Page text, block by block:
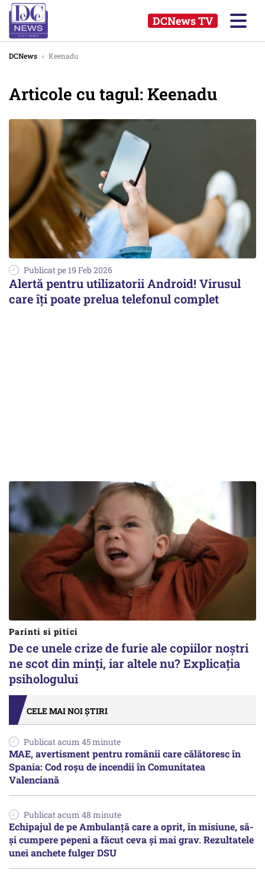
DCNews TV
DCNews › Keenadu
Articole cu tagul: Keenadu
Publicat pe 19 Feb 2026
Alertă pentru utilizatorii Android! Virusul
care îți poate prelua telefonul complet
Parinti si pitici
De ce unele crize de furie ale copiilor noștri
ne scot din minți, iar altele nu? Explicația
psihologului
CELE MAI NOI ȘTIRI
Publicat acum 45 minute
MAE, avertisment pentru românii care călătoresc în
Spania: Cod roșu de incendii în Comunitatea
Valenciană
Publicat acum 48 minute
Echipajul de pe Ambulanță care a oprit, în misiune, să-
și cumpere pepeni a făcut ceva și mai grav. Rezultatele
unei anchete fulger DSU